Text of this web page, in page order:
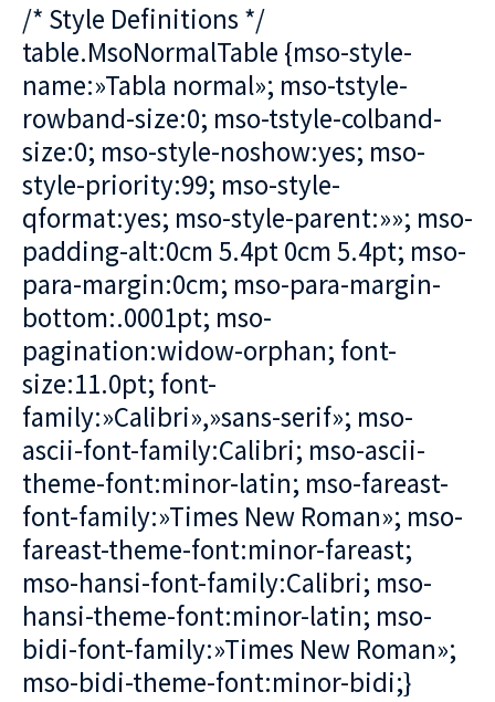
/* Style Definitions */
table.MsoNormalTable {mso-style-
name:»Tabla normal»; mso-tstyle-
rowband-size:0; mso-tstyle-colband-
size:0; mso-style-noshow:yes; mso-
style-priority:99; mso-style-
qformat:yes; mso-style-parent:»»; mso-
padding-alt:0cm 5.4pt 0cm 5.4pt; mso-
para-margin:0cm; mso-para-margin-
bottom:.0001pt; mso-
pagination:widow-orphan; font-
size:11.0pt; font-
family:»Calibri»,»sans-serif»; mso-
ascii-font-family:Calibri; mso-ascii-
theme-font:minor-latin; mso-fareast-
font-family:»Times New Roman»; mso-
fareast-theme-font:minor-fareast;
mso-hansi-font-family:Calibri; mso-
hansi-theme-font:minor-latin; mso-
bidi-font-family:»Times New Roman»;
mso-bidi-theme-font:minor-bidi;}